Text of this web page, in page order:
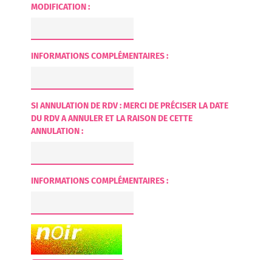
MODIFICATION :
INFORMATIONS COMPLÉMENTAIRES :
SI ANNULATION DE RDV : MERCI DE PRÉCISER LA DATE
DU RDV A ANNULER ET LA RAISON DE CETTE
ANNULATION :
INFORMATIONS COMPLÉMENTAIRES :
CHAMP POUR LES ROBOTS. SI VOUS ÊTES HUMAINS, MERCI DE